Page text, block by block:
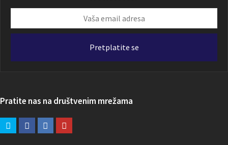
email
Pretplatite se
Pratite nas na društvenim mrežama